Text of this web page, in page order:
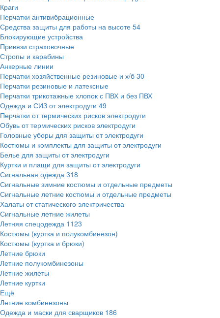
Краги
Перчатки антивибрационные
Средства защиты для работы на высоте 54
Блокирующие устройства
Привязи страховочные
Стропы и карабины
Анкерные линии
Перчатки хозяйственные резиновые и х/б 30
Перчатки резиновые и латексные
Перчатки трикотажные хлопок с ПВХ и без ПВХ
Одежда и СИЗ от электродуги 49
Перчатки от термических рисков электродуги
Обувь от термических рисков электродуги
Головные уборы для защиты от электродуги
Костюмы и комплекты для защиты от электродуги
Белье для защиты от электродуги
Куртки и плащи для защиты от электродуги
Сигнальная одежда 318
Сигнальные зимние костюмы и отдельные предметы
Сигнальные летние костюмы и отдельные предметы
Халаты от статического электричества
Сигнальные летние жилеты
Летняя спецодежда 1123
Костюмы (куртка и полукомбинезон)
Костюмы (куртка и брюки)
Летние брюки
Летние полукомбинезоны
Летние жилеты
Летние куртки
Ещё
Летние комбинезоны
Одежда и маски для сварщиков 186